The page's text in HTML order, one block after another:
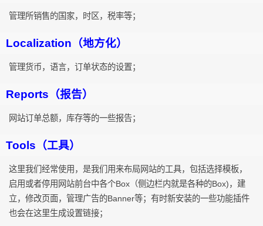
管理所销售的国家，时区，税率等；
Localization（地方化）
管理货币，语言，订单状态的设置；
Reports（报告）
网站订单总额，库存等的一些报告；
Tools（工具）
这里我们经常使用，是我们用来布局网站的工具，包括选择模板，
启用或者停用网站前台中各个Box（侧边栏内就是各种的Box)，建
立，修改页面，管理广告的Banner等；有时新安装的一些功能插件
也会在这里生成设置链接；